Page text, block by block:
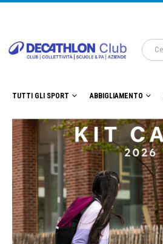
TUTTI GLI SPORT ABBIGLIAMENTO